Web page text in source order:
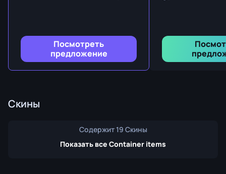
Посмотреть
предложение
Скины
Содержит 19 Скины
Показать все Container items